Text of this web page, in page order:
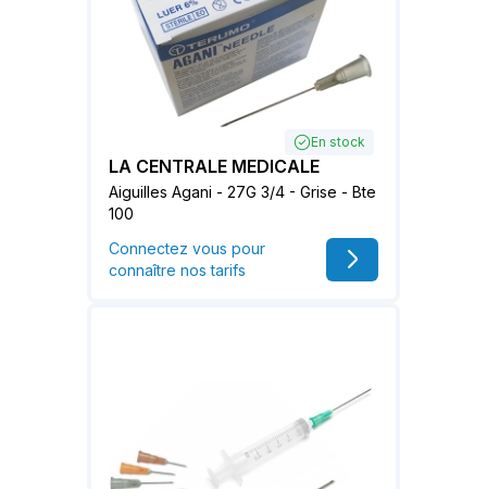
En stock
LA CENTRALE MEDICALE
Aiguilles Agani - 27G 3/4 - Grise - Bte
100
Connectez vous pour
connaître nos tarifs